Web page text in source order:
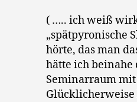
( ….. ich weiß
„spätpyronische
hörte, das man
hätte ich beinahe
Seminarraum